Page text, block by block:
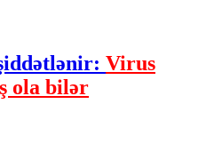
Virus
ola bilər